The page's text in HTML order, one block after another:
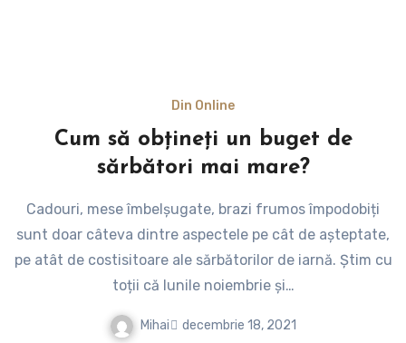
Din Online
Cum să obțineți un buget de
sărbători mai mare?
Cadouri, mese îmbelșugate, brazi frumos împodobiți
sunt doar câteva dintre aspectele pe cât de așteptate,
pe atât de costisitoare ale sărbătorilor de iarnă. Știm cu
toții că lunile noiembrie și…
Mihai decembrie 18, 2021